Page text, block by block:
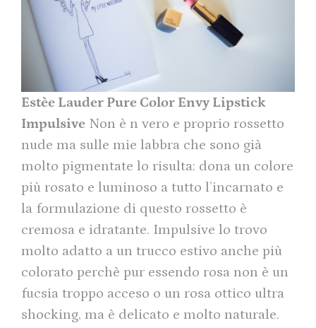
Estèe Lauder Pure Color Envy Lipstick
Impulsive Non è n vero e proprio rossetto
nude ma sulle mie labbra che sono già
molto pigmentate lo risulta: dona un colore
più rosato e luminoso a tutto l’incarnato e
la formulazione di questo rossetto è
cremosa e idratante. Impulsive lo trovo
molto adatto a un trucco estivo anche più
colorato perchè pur essendo rosa non è un
fucsia troppo acceso o un rosa ottico ultra
shocking, ma è delicato e molto naturale.